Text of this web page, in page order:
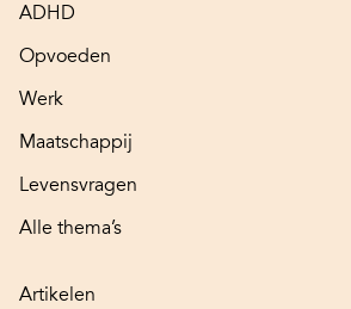
ADHD
Opvoeden
Werk
Maatschappij
Levensvragen
Alle thema’s
Artikelen